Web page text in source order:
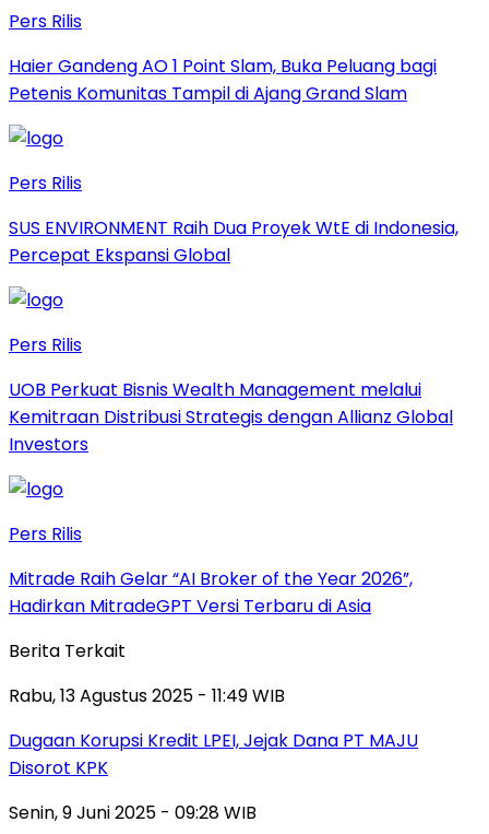
Pers Rilis
Haier Gandeng AO 1 Point Slam, Buka Peluang bagi
Petenis Komunitas Tampil di Ajang Grand Slam
Pers Rilis
SUS ENVIRONMENT Raih Dua Proyek WtE di Indonesia,
Percepat Ekspansi Global
Pers Rilis
UOB Perkuat Bisnis Wealth Management melalui
Kemitraan Distribusi Strategis dengan Allianz Global
Investors
Pers Rilis
Mitrade Raih Gelar “AI Broker of the Year 2026”,
Hadirkan MitradeGPT Versi Terbaru di Asia
Berita Terkait
Rabu, 13 Agustus 2025 - 11:49 WIB
Dugaan Korupsi Kredit LPEI, Jejak Dana PT MAJU
Disorot KPK
Senin, 9 Juni 2025 - 09:28 WIB